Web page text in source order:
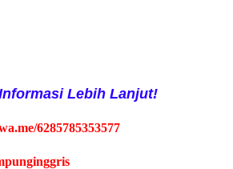
Lebih Lanjut!
6285785353577